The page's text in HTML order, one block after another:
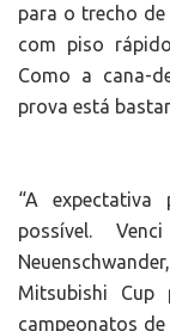
para o trecho
com piso
Como a cana-
prova está
“A
possível.
Mitsubishi Cup
campeonatos